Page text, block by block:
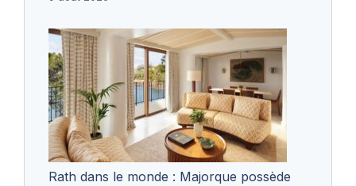
Rath dans le monde : Majorque possède